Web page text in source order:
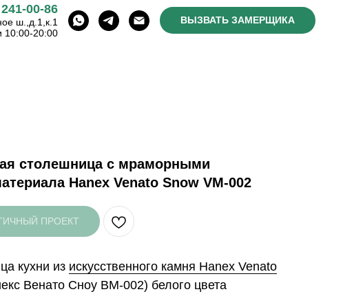
00-86
ш.,д.1,к.1
10:00-20:00
ВЫЗВАТЬ ЗАМЕРЩИКА
столешница с мраморными
Hanex Venato Snow VM-002
ПРОЕКТ
кухни из искусственного камня Hanex Venato
Венато Сноу ВМ-002) белого цвета